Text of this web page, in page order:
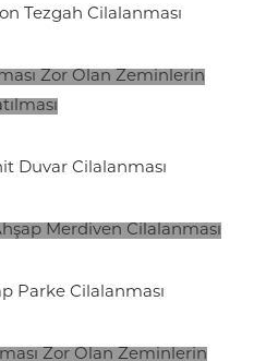
Tezgah Cilalanması
Zor Olan Zeminlerin
Duvar Cilalanması
Merdiven Cilalanması
Parke Cilalanması
Zor Olan Zeminlerin